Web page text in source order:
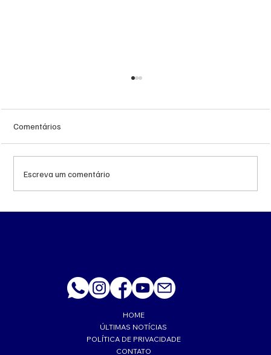
Comentários
Escreva um comentário
HOME
ÚLTIMAS NOTÍCIAS
POLÍTICA DE PRIVACIDADE
CONTATO